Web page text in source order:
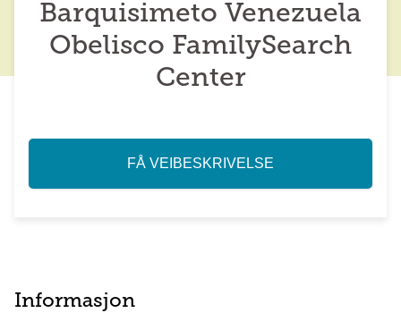
Barquisimeto Venezuela
Obelisco FamilySearch
Center
FÅ VEIBESKRIVELSE
Informasjon